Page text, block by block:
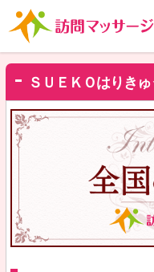
ＳＵＥＫＯはりき